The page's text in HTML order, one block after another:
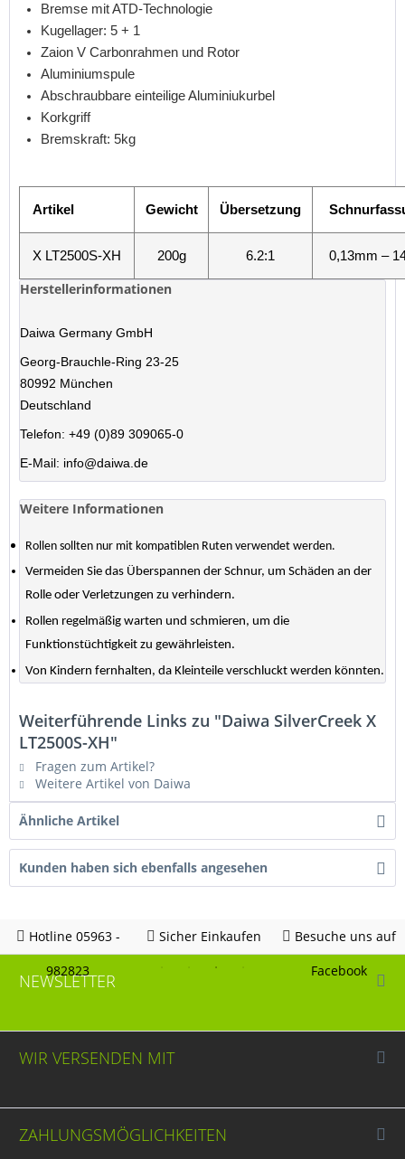
Bremse mit ATD-Technologie
Kugellager: 5 + 1
Zaion V Carbonrahmen und Rotor
Aluminiumspule
Abschraubbare einteilige Aluminiukurbel
Korkgriff
Bremskraft: 5kg
Artikel Gewicht Übersetzung
X LT2500S-XH 200g 6.2:1 0,13mm –
Herstellerinformationen
Daiwa Germany GmbH
Georg-Brauchle-Ring 23-25
80992 München
Deutschland
Telefon: +49 (0)89 309065-0
E-Mail: info@daiwa.de
Weitere Informationen
Rollen sollten nur mit kompatiblen Ruten verwendet werden.
Vermeiden Sie das Überspannen der Schnur, um Schäden an der
Rolle oder Verletzungen zu verhindern.
Rollen regelmäßig warten und schmieren, um die
Funktionstüchtigkeit zu gewährleisten.
Von Kindern fernhalten, da Kleinteile verschluckt werden könnten.
Weiterführende Links zu "Daiwa SilverCreek X
LT2500S-XH"
Fragen zum Artikel?
Weitere Artikel von Daiwa
Ähnliche Artikel
Kunden haben sich ebenfalls angesehen
Hotline 05963 -
982823
Sicher Einkaufen
Besuche uns auf
Facebook
NEWSLETTER
WIR VERSENDEN MIT
ZAHLUNGSMÖGLICHKEITEN